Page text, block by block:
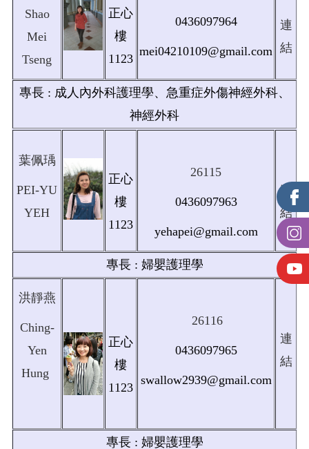
Shao
Mei
Tseng
正心
樓
1123
0436097964
mei04210109@gmail.com
連
結
專長 : 成人內外科護理學、急重症外傷神經外科、
神經外科
葉佩瑀
PEI-YU
YEH
正心
樓
1123
26115
0436097963
yehapei@gmail.com
連
結
專長 : 婦嬰護理學
洪靜燕
Ching-
Yen
Hung
正心
樓
1123
26116
0436097965
swallow2939@gmail.com
連
結
專長 : 婦嬰護理學